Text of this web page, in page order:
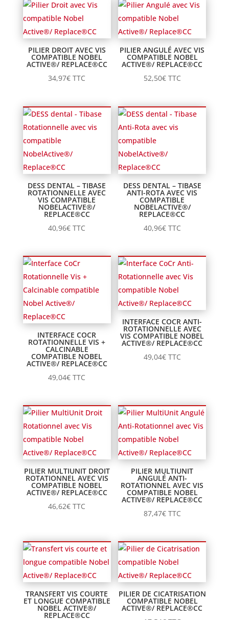
PILIER DROIT AVEC VIS
COMPATIBLE NOBEL
ACTIVE®/ REPLACE®CC
34,97€ TTC
PILIER ANGULÉ AVEC VIS
COMPATIBLE NOBEL
ACTIVE®/ REPLACE®CC
52,50€ TTC
DESS DENTAL – TIBASE
ROTATIONNELLE AVEC
VIS COMPATIBLE
NOBELACTIVE®/
REPLACE®CC
40,96€ TTC
DESS DENTAL – TIBASE
ANTI-ROTA AVEC VIS
COMPATIBLE
NOBELACTIVE®/
REPLACE®CC
40,96€ TTC
INTERFACE COCR
ROTATIONNELLE VIS +
CALCINABLE
COMPATIBLE NOBEL
ACTIVE®/ REPLACE®CC
49,04€ TTC
INTERFACE COCR ANTI-
ROTATIONNELLE AVEC
VIS COMPATIBLE NOBEL
ACTIVE®/ REPLACE®CC
49,04€ TTC
PILIER MULTIUNIT DROIT
ROTATIONNEL AVEC VIS
COMPATIBLE NOBEL
ACTIVE®/ REPLACE®CC
46,62€ TTC
PILIER MULTIUNIT
ANGULÉ ANTI-
ROTATIONNEL AVEC VIS
COMPATIBLE NOBEL
ACTIVE®/ REPLACE®CC
87,47€ TTC
TRANSFERT VIS COURTE
ET LONGUE COMPATIBLE
NOBEL ACTIVE®/
REPLACE®CC
PILIER DE CICATRISATION
COMPATIBLE NOBEL
ACTIVE®/ REPLACE®CC